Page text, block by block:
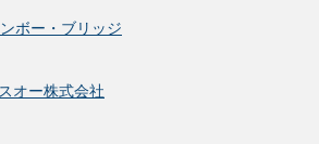
ボー・ブリッジ
オー株式会社